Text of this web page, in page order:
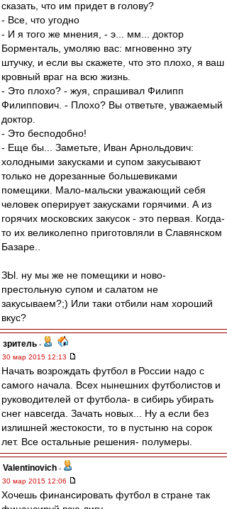
сказать, что им придет в голову?
- Все, что угодно
- И я того же мнения, - э... мм... доктор
Борменталь, умоляю вас: мгновенно эту
штучку, и если вы скажете, что это плохо, я ваш
кровный враг на всю жизнь.
- Это плохо? - жуя, спрашивал Филипп
Филиппович. - Плохо? Вы ответьте, уважаемый
доктор.
- Это бесподобно!
- Еще бы... Заметьте, Иван Арнольдович:
холодными закусками и супом закусывают
только не дорезанные большевиками
помещики. Мало-мальски уважающий себя
человек оперирует закусками горячими. А из
горячих московских закусок - это первая. Когда-
то их великолепно приготовляли в Славянском
Базаре..
ЗЫ. ну мы же не помещики и ново-
престольную супом и салатом не
закусываем?;) Или таки отбили нам хороший
вкус?
зpитель -
30 мар 2015 12:13
Начать возрождать футбол в России надо с
самого начала. Всех нынешних футболистов и
руководителей от футбола- в сибирь убирать
снег навсегда. Зачать новых... Ну а если без
излишней жестокости, то в пустыню на сорок
лет. Все остальные решения- полумеры.
Valentinovich -
30 мар 2015 12:06
Хочешь финансировать футбол в стране так